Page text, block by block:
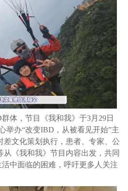
体，节目《我和我》于3月29日
举办“改变IBD，从被看见开始”主
差文化策划执行，患者、专家、公
《我和我》节目内容出发，共同
中面临的困难，呼吁更多人关注